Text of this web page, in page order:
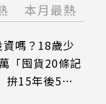
本月最熱
嗎？18歲少
「囤貨20條記
拚15年後5倍